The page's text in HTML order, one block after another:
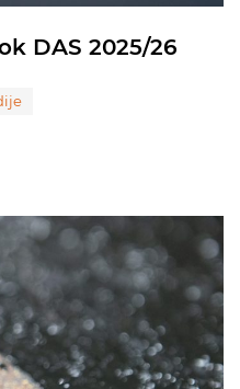
DAS 2025/26